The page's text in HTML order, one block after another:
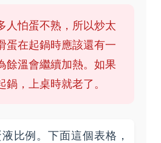
人怕蛋不熟，所以炒太
蛋在起鍋時應該還有一
餘溫會繼續加熱。如果
，上桌時就老了。
比例。下面這個表格，